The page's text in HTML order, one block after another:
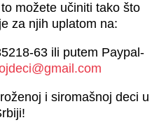
možete učiniti tako što
za njih uplatom na:
63 ili putem Paypal-
i siromašnoj deci u